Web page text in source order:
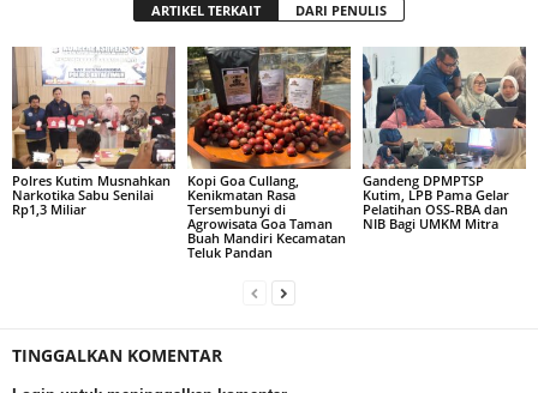
ARTIKEL TERKAIT DARI PENULIS
Polres Kutim Musnahkan
Narkotika Sabu Senilai
Rp1,3 Miliar
Kopi Goa Cullang,
Kenikmatan Rasa
Tersembunyi di
Agrowisata Goa Taman
Buah Mandiri Kecamatan
Teluk Pandan
Gandeng DPMPTSP
Kutim, LPB Pama Gelar
Pelatihan OSS-RBA dan
NIB Bagi UMKM Mitra
TINGGALKAN KOMENTAR